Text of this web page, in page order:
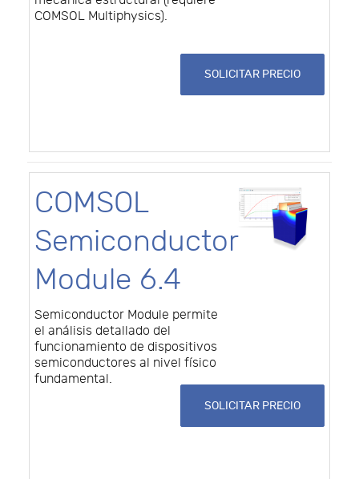
COMSOL Multiphysics).
SOLICITAR PRECIO
COMSOL
Semiconductor
Module 6.4
Semiconductor Module permite
el análisis detallado del
funcionamiento de dispositivos
semiconductores al nivel físico
fundamental.
SOLICITAR PRECIO